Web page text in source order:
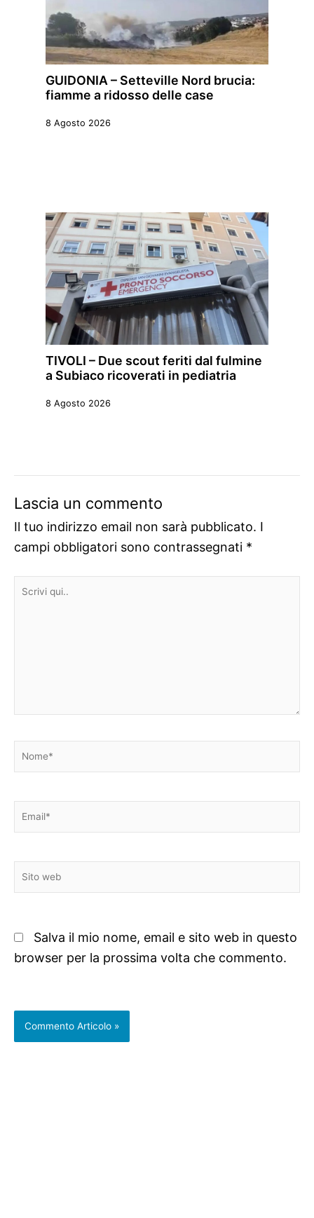
GUIDONIA – Setteville Nord brucia:
fiamme a ridosso delle case
8 Agosto 2026
TIVOLI – Due scout feriti dal fulmine
a Subiaco ricoverati in pediatria
8 Agosto 2026
Lascia un commento
Il tuo indirizzo email non sarà pubblicato. I
campi obbligatori sono contrassegnati *
Scrivi
Nome*
Email*
Sito
web
Salva il mio nome, email e sito web in questo
browser per la prossima volta che commento.